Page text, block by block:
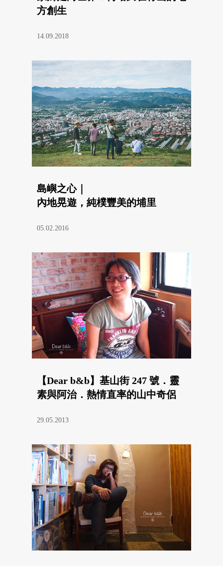
方創生
14.09.2018
島嶼之心｜
內地晃遊，純樸豐美的埔里
05.02.2016
【Dear b&b】基山街 247 號．靈
素與阿治．熱情直率的山中奇侶
29.05.2013